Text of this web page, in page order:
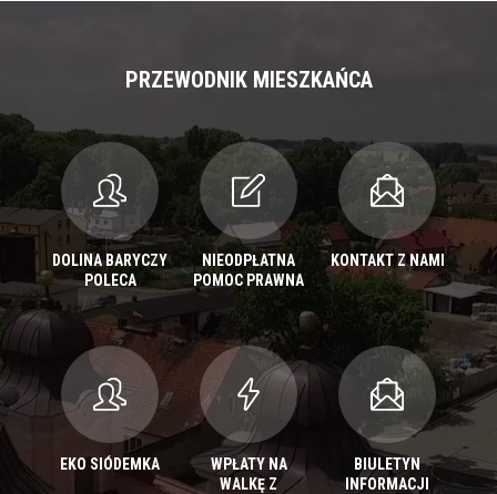
PRZEWODNIK MIESZKAŃCA
DOLINA BARYCZY
POLECA
NIEODPŁATNA
POMOC PRAWNA
KONTAKT Z NAMI
EKO SIÓDEMKA
WPŁATY NA
WALKĘ Z
BIULETYN
INFORMACJI